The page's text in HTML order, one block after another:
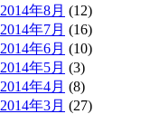
2014年8月 (12)
2014年7月 (16)
2014年6月 (10)
2014年5月 (3)
2014年4月 (8)
2014年3月 (27)